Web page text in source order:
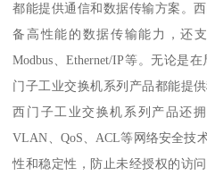
都能提供通信和数据传输方案。
备高性能的数据传输能力，还
Modbus、Ethernet/IP等。无论是
门子工业交换机系列产品都能提
西门子工业交换机系列产品还
VLAN、QoS、ACL等网络安全技
性和稳定性，防止未经授权的访